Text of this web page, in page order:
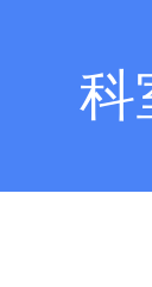
科